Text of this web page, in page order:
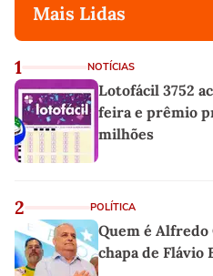
Mais Lidas
1 NOTÍCIAS
Lotofácil 3752
feira e prêmio
milhões
2 POLÍTICA
Quem é Alfredo
chapa de Flávio